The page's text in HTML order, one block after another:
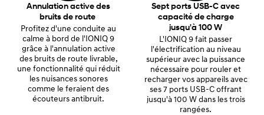
Annulation active des
bruits de route
Profitez d'une conduite au
calme à bord de l'IONIQ 9
grâce à l'annulation active
des bruits de route livrable,
une fonctionnalité qui réduit
les nuisances sonores
comme le feraient des
écouteurs antibruit.
Sept ports USB-C avec
capacité de charge
jusqu'à 100 W
L'IONIQ 9 fait passer
l'électrification au niveau
supérieur avec la puissance
nécessaire pour rouler et
recharger vos appareils avec
ses 7 ports USB-C offrant
jusqu'à 100 W dans les trois
rangées.